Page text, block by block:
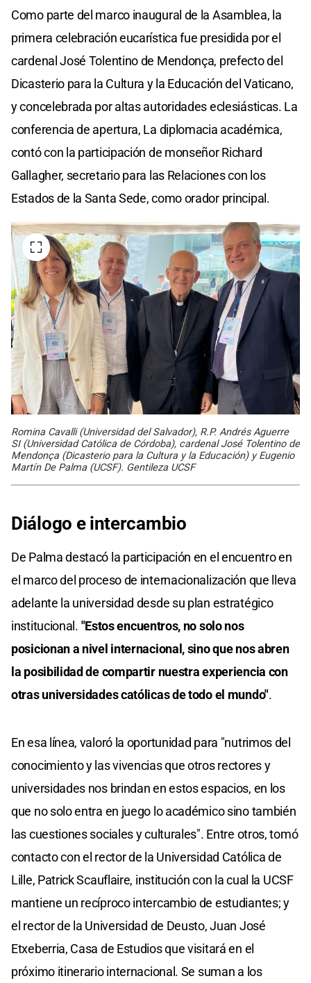
Como parte del marco inaugural de la Asamblea, la
primera celebración eucarística fue presidida por el
cardenal José Tolentino de Mendonça, prefecto del
Dicasterio para la Cultura y la Educación del Vaticano,
y concelebrada por altas autoridades eclesiásticas. La
conferencia de apertura, La diplomacia académica,
contó con la participación de monseñor Richard
Gallagher, secretario para las Relaciones con los
Estados de la Santa Sede, como orador principal.
Romina Cavalli (Universidad del Salvador), R.P. Andrés Aguerre
SI (Universidad Católica de Córdoba), cardenal José Tolentino de
Mendonça (Dicasterio para la Cultura y la Educación) y Eugenio
Martín De Palma (UCSF). Gentileza UCSF
Diálogo e intercambio
De Palma destacó la participación en el encuentro en
el marco del proceso de internacionalización que lleva
adelante la universidad desde su plan estratégico
institucional. "Estos encuentros, no solo nos
posicionan a nivel internacional, sino que nos abren
la posibilidad de compartir nuestra experiencia con
otras universidades católicas de todo el mundo".
En esa línea, valoró la oportunidad para "nutrimos del
conocimiento y las vivencias que otros rectores y
universidades nos brindan en estos espacios, en los
que no solo entra en juego lo académico sino también
las cuestiones sociales y culturales". Entre otros, tomó
contacto con el rector de la Universidad Católica de
Lille, Patrick Scauflaire, institución con la cual la UCSF
mantiene un recíproco intercambio de estudiantes; y
el rector de la Universidad de Deusto, Juan José
Etxeberria, Casa de Estudios que visitará en el
próximo itinerario internacional. Se suman a los